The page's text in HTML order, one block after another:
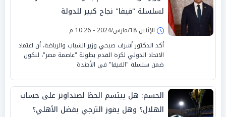
لسلسلة "فيفا" نجاح كبير للدولة
الإثنين 18/مارس/2024 - 10:26 م
أكد الدكتور أشرف صبحي وزير الشباب والرياضة، أن اعتماد
الاتحاد الدولي لكرة القدم بطولة "عاصمة مصر"، لتكون
ضمن سلسلة "الفيفا" في الأجندة
الحسم: هل يبتسم الحظ لصنداونز على حساب
الهلال؟ وهل يفوز الترجي بفضل الأهلي؟